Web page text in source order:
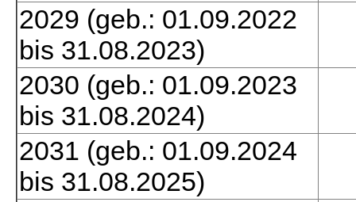
2029 (geb.: 01.09.2022
bis 31.08.2023)
2030 (geb.: 01.09.2023
bis 31.08.2024)
2031 (geb.: 01.09.2024
bis 31.08.2025)